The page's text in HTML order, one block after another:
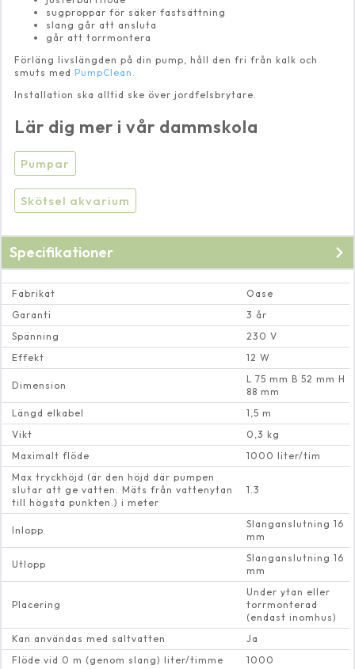
sugproppar för säker fastsättning
slang går att ansluta
går att torrmontera
Förläng livslängden på din pump, håll den fri från kalk och
smuts med PumpClean.
Installation ska alltid ske över jordfelsbrytare.
Lär dig mer i vår dammskola
Pumpar
Skötsel akvarium
Specifikationer
Fabrikat
Oase
Garanti
3 år
Spänning
230 V
Effekt
12 W
Dimension
L 75 mm B 52 mm H
88 mm
Längd elkabel
1,5 m
Vikt
0,3 kg
Maximalt flöde
1000 liter/tim
Max tryckhöjd (är den höjd där pumpen
slutar att ge vatten. Mäts från vattenytan
till högsta punkten.) i meter
1.3
Inlopp
Slanganslutning 16
mm
Utlopp
Slanganslutning 16
mm
Placering
Under ytan eller
torrmonterad
(endast inomhus)
Kan användas med saltvatten
Ja
Flöde vid 0 m (genom slang) liter/timme
1000